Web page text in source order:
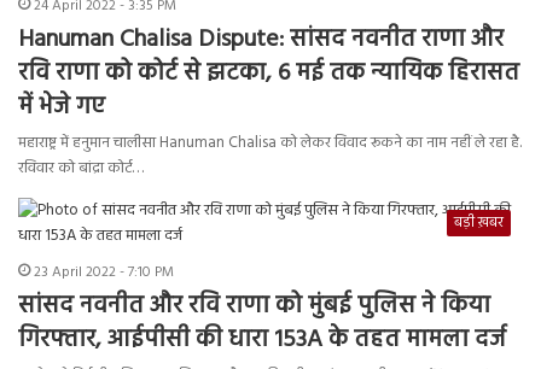
24 April 2022 - 3:35 PM
Hanuman Chalisa Dispute: सांसद नवनीत राणा और
रवि राणा को कोर्ट से झटका, 6 मई तक न्यायिक हिरासत
में भेजे गए
महाराष्ट्र में हनुमान चालीसा Hanuman Chalisa को लेकर विवाद रूकने का नाम नहीं ले रहा है.
रविवार को बांद्रा कोर्ट…
बड़ी ख़बर
23 April 2022 - 7:10 PM
सांसद नवनीत और रवि राणा को मुंबई पुलिस ने किया
गिरफ्तार, आईपीसी की धारा 153A के तहत मामला दर्ज